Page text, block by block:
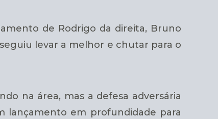
de Rodrigo da direita, Bruno
levar a melhor e chutar para o
na área, mas a defesa adversária
lançamento em profundidade para